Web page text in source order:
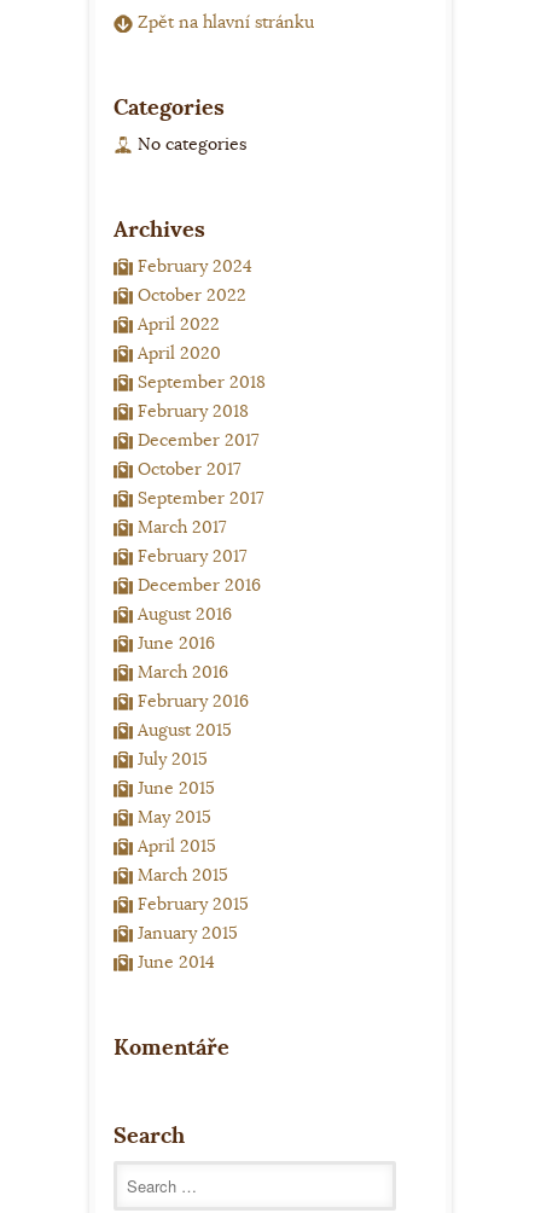
Zpět na hlavní stránku
Categories
No categories
Archives
February 2024
October 2022
April 2022
April 2020
September 2018
February 2018
December 2017
October 2017
September 2017
March 2017
February 2017
December 2016
August 2016
June 2016
March 2016
February 2016
August 2015
July 2015
June 2015
May 2015
April 2015
March 2015
February 2015
January 2015
June 2014
Komentáře
Search